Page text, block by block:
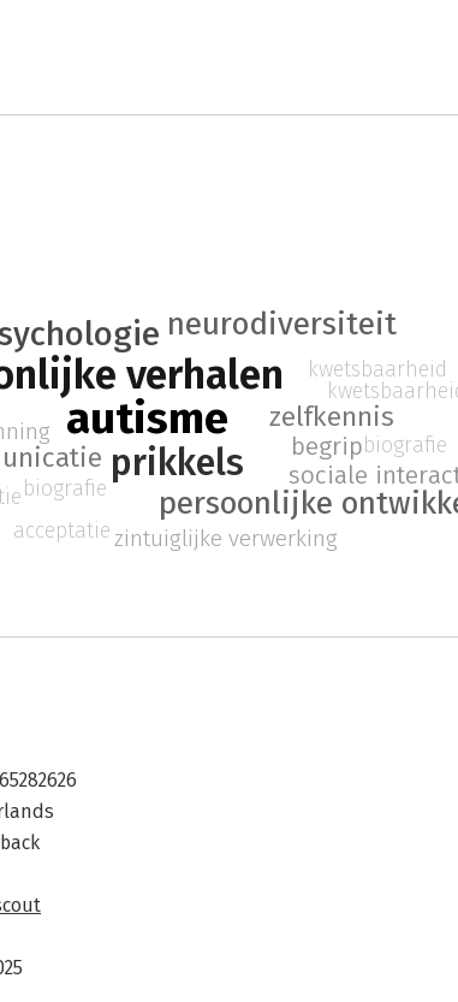
autisme
verhalen
prikkels
persoonlijke
neurodiversiteit
zelfkennis
begrip
sociale
zintuiglijke verwerking
kwetsbaarheid
acceptatie
biografie
biografie